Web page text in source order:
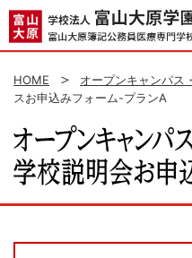
HOME オープンキャンパス
スお申込みフォーム-プランA